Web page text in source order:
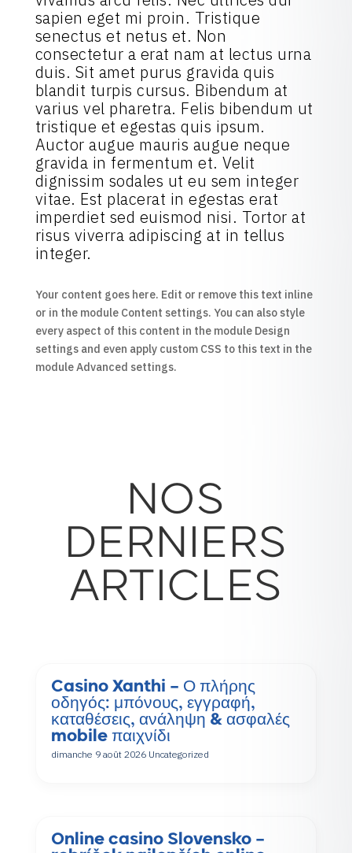
sapien eget mi proin. Tristique
senectus et netus et. Non
consectetur a erat nam at lectus urna
duis. Sit amet purus gravida quis
blandit turpis cursus. Bibendum at
varius vel pharetra. Felis bibendum ut
tristique et egestas quis ipsum.
Auctor augue mauris augue neque
gravida in fermentum et. Velit
dignissim sodales ut eu sem integer
vitae. Est placerat in egestas erat
imperdiet sed euismod nisi. Tortor at
risus viverra adipiscing at in tellus
integer.
Your content goes here. Edit or remove this text inline
or in the module Content settings. You can also style
every aspect of this content in the module Design
settings and even apply custom CSS to this text in the
module Advanced settings.
NOS
DERNIERS
ARTICLES
Casino Xanthi – Ο πλήρης
οδηγός: μπόνους, εγγραφή,
καταθέσεις, ανάληψη & ασφαλές
mobile παιχνίδι
dimanche 9 août 2026 Uncategorized
Online casino Slovensko –